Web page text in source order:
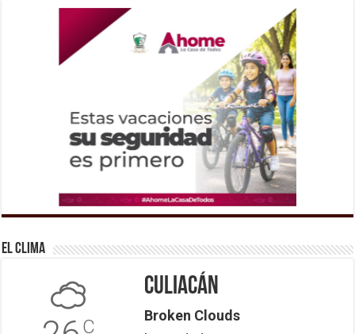
El Clima
C
Culiacán
Broken Clouds